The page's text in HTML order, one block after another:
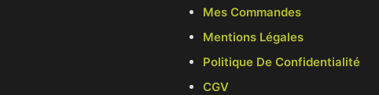
Mes Commandes
Mentions Légales
Politique De Confidentialité
CGV